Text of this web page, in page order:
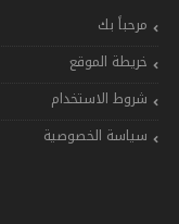
مرحباً بك
خريطة الموقع
شروط الاستخدام
سياسة الخصوصية